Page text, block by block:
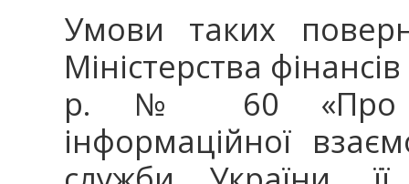
Умови таких
Міністерства
р. № 60 «Про
інформаційної